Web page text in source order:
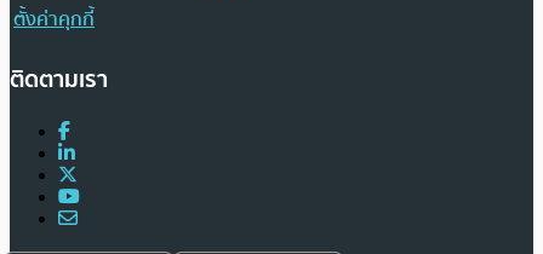
ตั้งค่าคุกกี้
ติดตามเรา